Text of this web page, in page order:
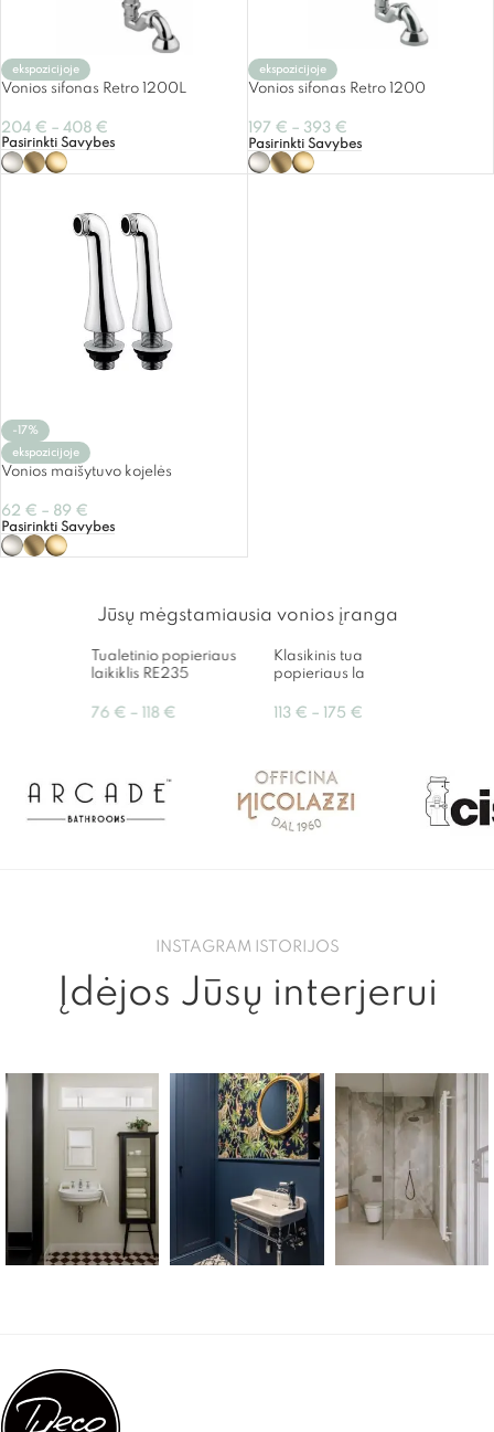
ekspozicijoje
Vonios sifonas Retro 1200L
204 € – 408 €
Pasirinkti Savybes
ekspozicijoje
Vonios sifonas Retro 1200
197 € – 393 €
Pasirinkti Savybes
-17%
ekspozicijoje
Vonios maišytuvo kojelės
62 € – 89 €
Pasirinkti Savybes
Jūsų mėgstamiausia vonios įranga
Tualetinio popieriaus
laikiklis RE235
76 € – 118 €
Klasikinis tualetinio
popieriaus laikiklis FS235
113 € – 175 €
INSTAGRAM ISTORIJOS
Įdėjos Jūsų interjerui